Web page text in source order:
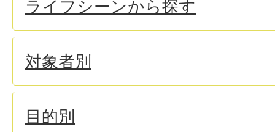
ライフシーンから探す
対象者別
目的別